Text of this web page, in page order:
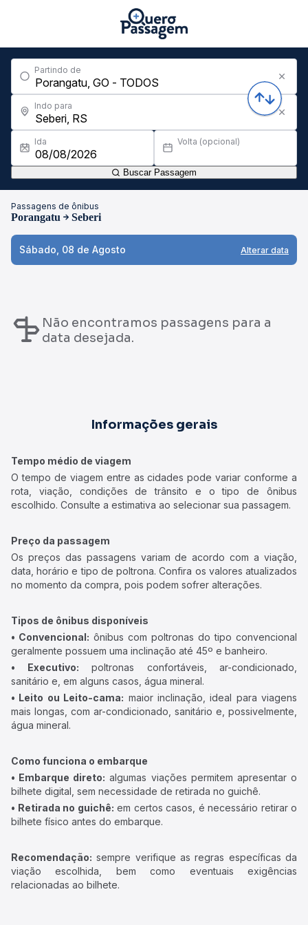
Partindo de
Indo para
Ida Volta (opcional)
Buscar Passagem
Passagens de ônibus
Porangatu Seberi
Sábado, 08 de Agosto Alterar data
Não encontramos passagens para a
data desejada.
Informações gerais
Tempo médio de viagem
O tempo de viagem entre as cidades pode variar conforme a
rota, viação, condições de trânsito e o tipo de ônibus
escolhido. Consulte a estimativa ao selecionar sua passagem.
Preço da passagem
Os preços das passagens variam de acordo com a viação,
data, horário e tipo de poltrona. Confira os valores atualizados
no momento da compra, pois podem sofrer alterações.
Tipos de ônibus disponíveis
• Convencional: ônibus com poltronas do tipo convencional
geralmente possuem uma inclinação até 45º e banheiro.
• Executivo: poltronas confortáveis, ar-condicionado,
sanitário e, em alguns casos, água mineral.
• Leito ou Leito-cama: maior inclinação, ideal para viagens
mais longas, com ar-condicionado, sanitário e, possivelmente,
água mineral.
Como funciona o embarque
• Embarque direto: algumas viações permitem apresentar o
bilhete digital, sem necessidade de retirada no guichê.
• Retirada no guichê: em certos casos, é necessário retirar o
bilhete físico antes do embarque.
Recomendação: sempre verifique as regras específicas da
viação escolhida, bem como eventuais exigências
relacionadas ao bilhete.